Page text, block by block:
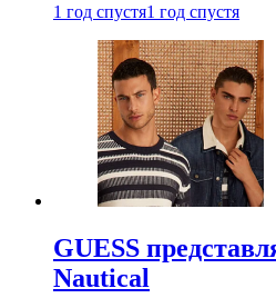
1 год спустя1 год спустя
GUESS
Nautical